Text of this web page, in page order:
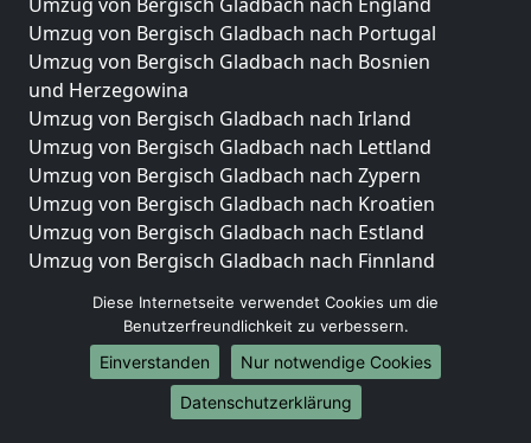
Umzug von Bergisch Gladbach nach Portugal
Umzug von Bergisch Gladbach nach Bosnien
und Herzegowina
Umzug von Bergisch Gladbach nach Irland
Umzug von Bergisch Gladbach nach Lettland
Umzug von Bergisch Gladbach nach Zypern
Umzug von Bergisch Gladbach nach Kroatien
Umzug von Bergisch Gladbach nach Estland
Umzug von Bergisch Gladbach nach Finnland
Umzug von Bergisch Gladbach nach Griechenland
Umzug von Bergisch Gladbach nach Italien
Umzug von Bergisch Gladbach nach Liechtenstein
Umzug von Bergisch Gladbach nach Luxemburg
Diese Internetseite verwendet Cookies um die
Benutzerfreundlichkeit zu verbessern.
Einverstanden
Nur notwendige Cookies
Datenschutzerklärung